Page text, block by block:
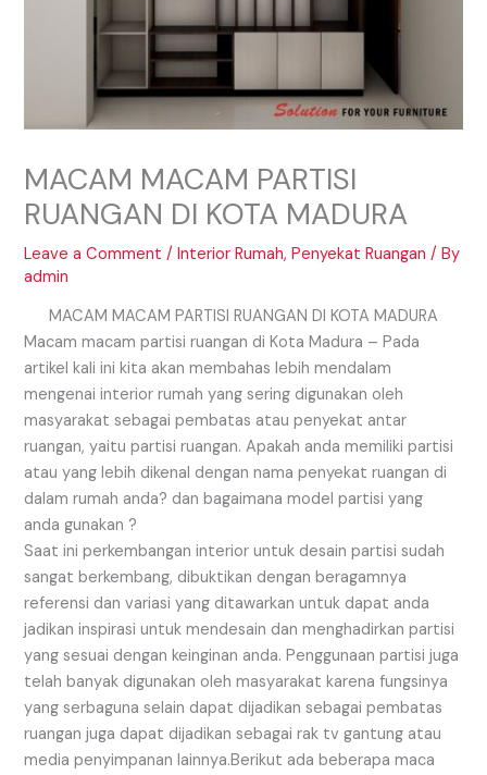
MACAM MACAM PARTISI
RUANGAN DI KOTA MADURA
Leave a Comment /Interior Rumah,Penyekat Ruangan / By
admin
MACAM MACAM PARTISI RUANGAN DI KOTA MADURA
Macam macam partisi ruangan di Kota Madura – Pada
artikel kali ini kita akan membahas lebih mendalam
mengenai interior rumah yang sering digunakan oleh
masyarakat sebagai pembatas atau penyekat antar
ruangan, yaitu partisi ruangan. Apakah anda memiliki partisi
atau yang lebih dikenal dengan nama penyekat ruangan di
dalam rumah anda? dan bagaimana model partisi yang
anda gunakan ?
Saat ini perkembangan interior untuk desain partisi sudah
sangat berkembang, dibuktikan dengan beragamnya
referensi dan variasi yang ditawarkan untuk dapat anda
jadikan inspirasi untuk mendesain dan menghadirkan partisi
yang sesuai dengan keinginan anda. Penggunaan partisi juga
telah banyak digunakan oleh masyarakat karena fungsinya
yang serbaguna selain dapat dijadikan sebagai pembatas
ruangan juga dapat dijadikan sebagai rak tv gantung atau
media penyimpanan lainnya.Berikut ada beberapa maca